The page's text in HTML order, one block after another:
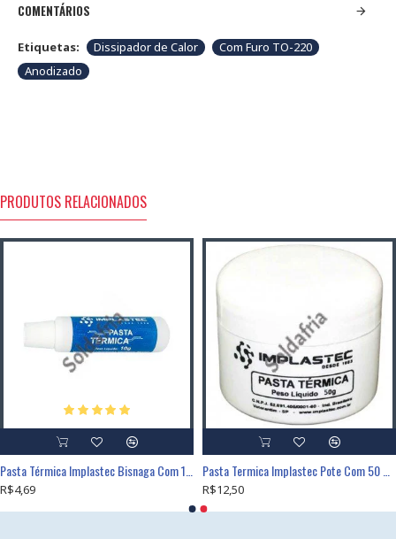
COMENTÁRIOS
Etiquetas: Dissipador de Calor
Com Furo TO-220
Anodizado
PRODUTOS RELACIONADOS
R$4,69 R$12,50